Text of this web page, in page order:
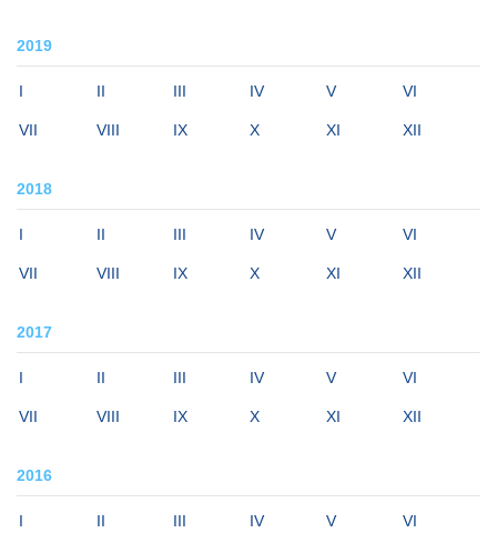
2019
I II III IV V VI
VII VIII IX X XI XII
2018
I II III IV V VI
VII VIII IX X XI XII
2017
I II III IV V VI
VII VIII IX X XI XII
2016
I II III IV V VI